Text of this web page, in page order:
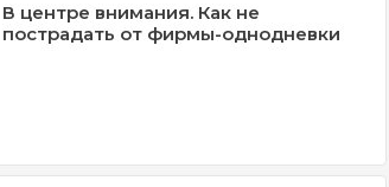
В центре внимания. Как не
пострадать от фирмы-однодневки